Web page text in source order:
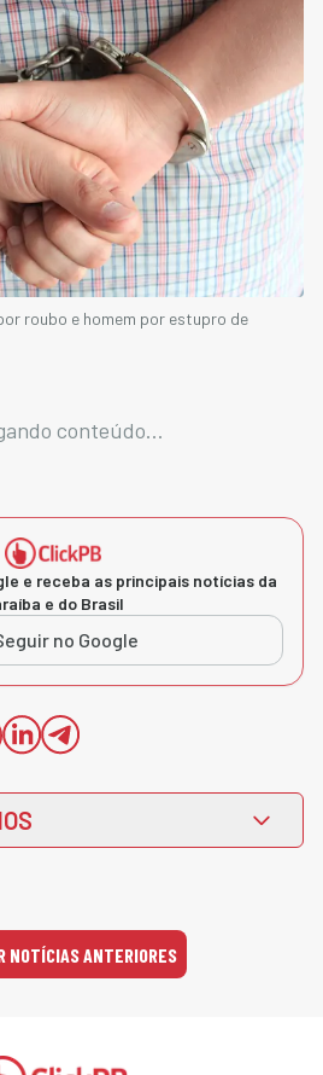
roubo e homem por estupro de
conteúdo...
e receba as principais notícias da
e do Brasil
no Google
NOTÍCIAS ANTERIORES